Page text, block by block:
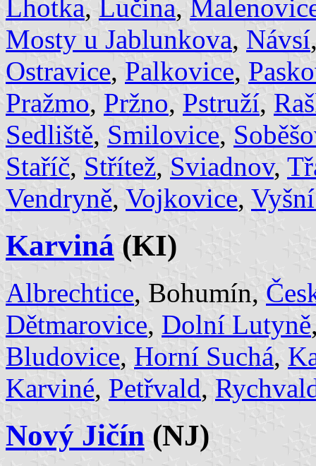
Lhotka, Lučina,
Mosty u Jablunkova, Návsí
Ostravice, Palkovice,
Pražmo, Pržno, Pstruží,
Sedliště, Smilovice,
Staříč, Střítež, Sviadnov,
Vendryně, Vojkovice,
Karviná (KI)
Albrechtice, Bohumín,
Dětmarovice, Dolní Lutyně
Bludovice, Horní Suchá,
Karviné, Petřvald,
Nový Jičín (NJ)